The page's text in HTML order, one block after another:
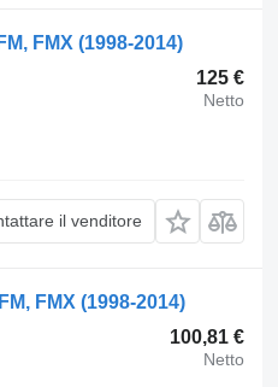
FMX (1998-2014)
125 €
Netto
il venditore
FMX (1998-2014)
100,81 €
Netto